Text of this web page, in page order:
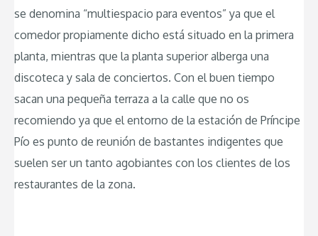
se denomina “multiespacio para eventos” ya que el
comedor propiamente dicho está situado en la primera
planta, mientras que la planta superior alberga una
discoteca y sala de conciertos. Con el buen tiempo
sacan una pequeña terraza a la calle que no os
recomiendo ya que el entorno de la estación de Príncipe
Pío es punto de reunión de bastantes indigentes que
suelen ser un tanto agobiantes con los clientes de los
restaurantes de la zona.